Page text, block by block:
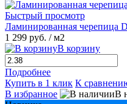
Быстрый просмотр
Ламинированная черепица
1 299 руб. / м2
В корзину
Подробнее
Купить в 1 клик К
В избранное
В